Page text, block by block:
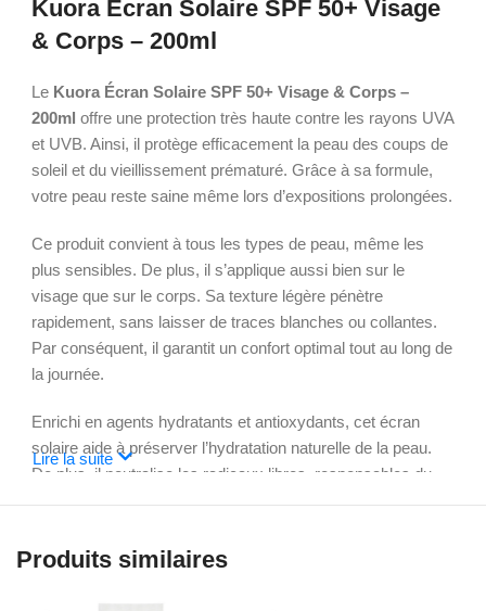
Kuora Écran Solaire SPF 50+ Visage
& Corps – 200ml
Le Kuora Écran Solaire SPF 50+ Visage & Corps –
200ml offre une protection très haute contre les rayons UVA
et UVB. Ainsi, il protège efficacement la peau des coups de
soleil et du vieillissement prématuré. Grâce à sa formule,
votre peau reste saine même lors d’expositions prolongées.
Ce produit convient à tous les types de peau, même les
plus sensibles. De plus, il s’applique aussi bien sur le
visage que sur le corps. Sa texture légère pénètre
rapidement, sans laisser de traces blanches ou collantes.
Par conséquent, il garantit un confort optimal tout au long de
la journée.
Enrichi en agents hydratants et antioxydants, cet écran
solaire aide à préserver l’hydratation naturelle de la peau.
De plus, il neutralise les radicaux libres, responsables du
Le format de 200 ml est pratique. En effet, il permet une
Lire la suite
Produits similaires